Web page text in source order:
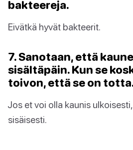
bakteereja.
Eivätkä hyvät bakteerit.
7. Sanotaan, että
sisältäpäin. Kun se
toivon, että se on
Jos et voi olla kaunis
sisäisesti.